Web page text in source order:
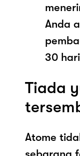
Anda
30
Tiada
Atome